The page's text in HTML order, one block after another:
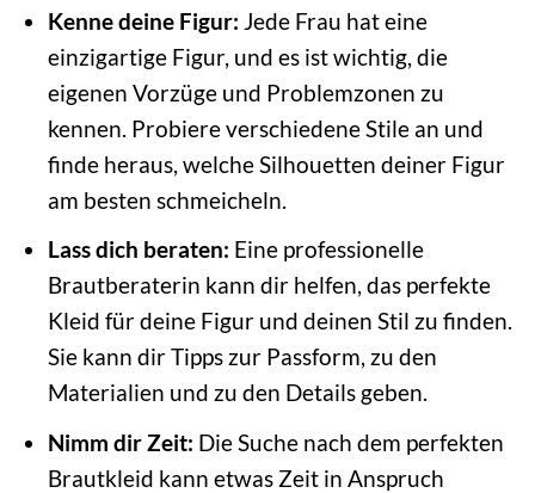
Kenne deine Figur: Jede Frau hat eine
einzigartige Figur, und es ist wichtig, die
eigenen Vorzüge und Problemzonen zu
kennen. Probiere verschiedene Stile an und
finde heraus, welche Silhouetten deiner Figur
am besten schmeicheln.
Lass dich beraten: Eine professionelle
Brautberaterin kann dir helfen, das perfekte
Kleid für deine Figur und deinen Stil zu finden.
Sie kann dir Tipps zur Passform, zu den
Materialien und zu den Details geben.
Nimm dir Zeit: Die Suche nach dem perfekten
Brautkleid kann etwas Zeit in Anspruch